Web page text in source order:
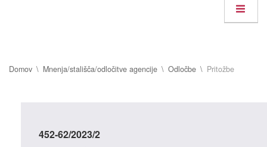
Domov Mnenja/stališča/odločitve agencije Odločbe Pritožbe
452-62/2023/2